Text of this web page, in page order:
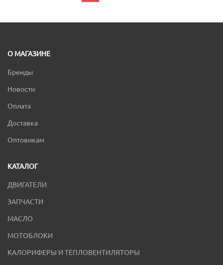
О МАГАЗИНЕ
Бренды
Новости
Оплата
Доставка
Оптовикам
КАТАЛОГ
ДВИГАТЕЛИ
ЗАПЧАСТИ
МАСЛО
МОТОБЛОКИ
КАЛОРИФЕРЫ И ТЕПЛОВЕНТИЛЯТОРЫ